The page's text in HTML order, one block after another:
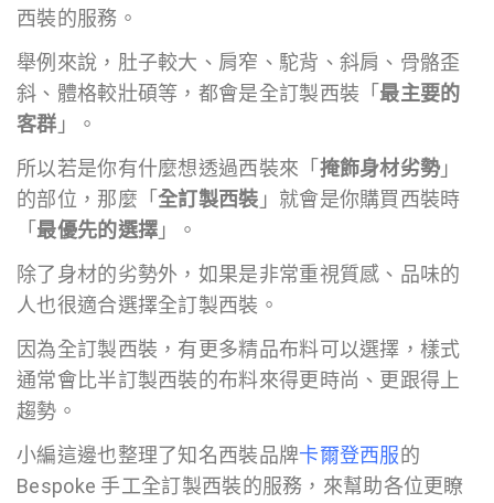
西裝的服務。
舉例來說，肚子較大、肩窄、駝背、斜肩、骨骼歪
斜、體格較壯碩等，都會是全訂製西裝「最主要的
客群 」。
所以若是你有什麼想透過西裝來「掩飾身材劣勢」
的部位，那麼「全訂製西裝 」就會是你購買西裝時
「最優先的選擇 」。
除了身材的劣勢外，如果是非常重視質感、品味的
人也很適合選擇全訂製西裝。
因為全訂製西裝，有更多精品布料可以選擇，樣式
通常會比半訂製西裝的布料來得更時尚、更跟得上
趨勢。
小編這邊也整理了知名西裝品牌卡爾登西服的
Bespoke 手工全訂製西裝的服務，來幫助各位更瞭